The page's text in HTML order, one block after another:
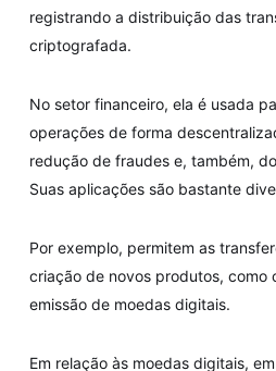
registrando a distribuição das
criptografada.
No setor financeiro, ela é usada
operações de forma
redução de fraudes e, também,
Suas aplicações são bastante
Por exemplo, permitem as
criação de novos produtos, como
emissão de moedas digitais.
Em relação às moedas digitais,